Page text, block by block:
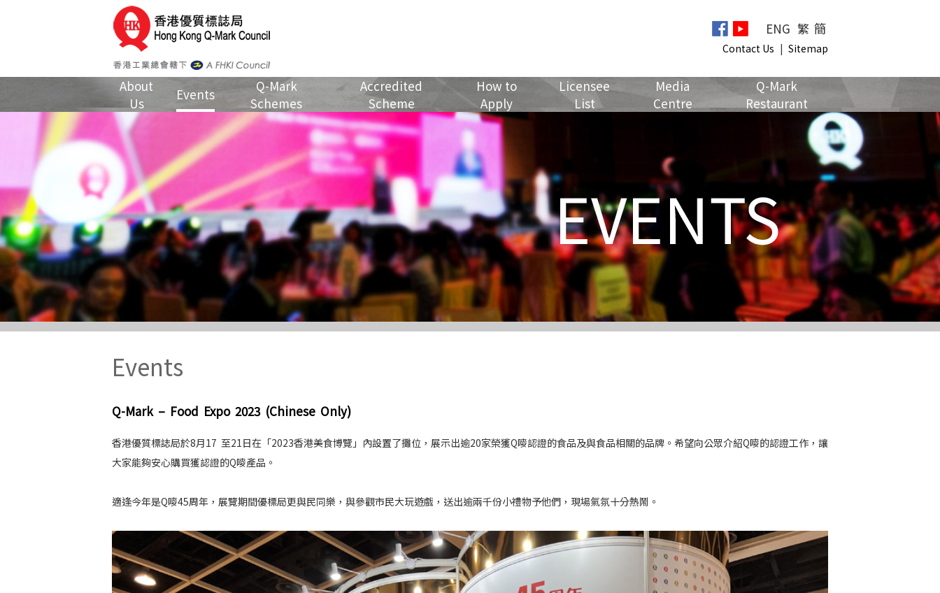
ENG 繁 簡
Contact Us | Sitemap
About
Us
Events
Q-Mark
Schemes
Accredited
Scheme
How to
Apply
Licensee
List
Media
Centre
Q-Mark
Restaurant
Events
Q-Mark – Food Expo 2023 (Chinese Only)
香港優質標誌局於8月17 至21日在「2023香港美食博覽」內設置了攤位，展示出逾20家榮獲Q嘜認證的食品及與食品相關的品牌。希望向公眾介紹Q嘜的認證工作，讓
大家能夠安心購買獲認證的Q嘜產品。
適逢今年是Q嘜45周年，展覽期間優標局更與民同樂，與參觀市民大玩遊戲，送出逾兩千份小禮物予他們，現場氣氛十分熱鬧。